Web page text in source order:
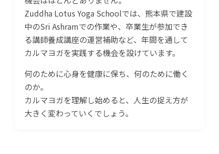
Zuddha Lotus Yoga Schoolでは、熊本県で建設
中のSri Ashramでの作業や、卒業生が参加でき
る講師養成講座の運営補助など、年間を通して
カルマヨガを実践する機会を設けています。
何のために心身を健康に保ち、何のために働く
のか。
カルマヨガを理解し始めると、人生の捉え方が
大きく変わっていくでしょう。